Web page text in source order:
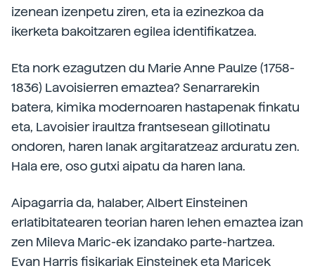
izenean izenpetu ziren, eta ia ezinezkoa da
ikerketa bakoitzaren egilea identifikatzea.
Eta nork ezagutzen du Marie Anne Paulze (1758-
1836) Lavoisierren emaztea? Senarrarekin
batera, kimika modernoaren hastapenak finkatu
eta, Lavoisier iraultza frantsesean gillotinatu
ondoren, haren lanak argitaratzeaz arduratu zen.
Hala ere, oso gutxi aipatu da haren lana.
Aipagarria da, halaber, Albert Einsteinen
erlatibitatearen teorian haren lehen emaztea izan
zen Mileva Maric-ek izandako parte-hartzea.
Evan Harris fisikariak Einsteinek eta Maricek